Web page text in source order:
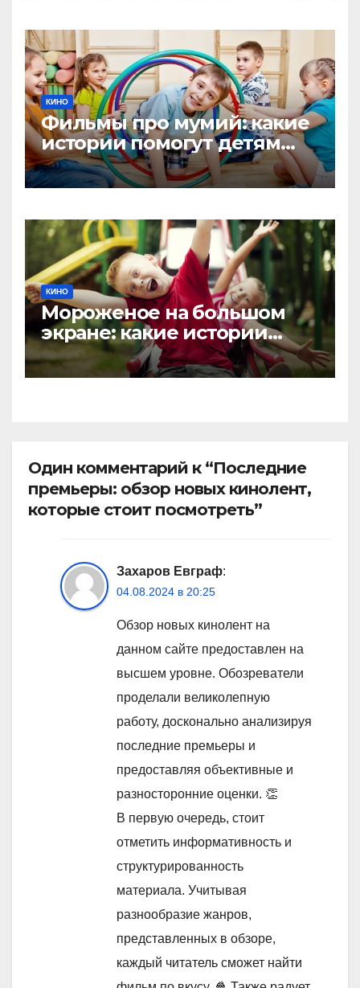
КИНО
Фильмы про мумий: какие
истории помогут детям
увлечься исследованием
древностей
КИНО
Мороженое на большом
экране: какие истории
покажут, что все любят
мороженое
Один комментарий к “Последние
премьеры: обзор новых кинолент,
которые стоит посмотреть”
Захаров Евграф:
04.08.2024 в 20:25
Обзор новых кинолент на
данном сайте предоставлен на
высшем уровне. Обозреватели
проделали великолепную
работу, досконально анализируя
последние премьеры и
предоставляя объективные и
разносторонние оценки. 👏
В первую очередь, стоит
отметить информативность и
структурированность
материала. Учитывая
разнообразие жанров,
представленных в обзоре,
каждый читатель сможет найти